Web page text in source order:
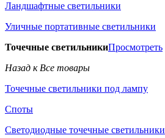
Ландшафтные светильники
Уличные портативные светильники
Точечные светильникиПросмотреть
Назад к Все товары
Точечные светильники под лампу
Споты
Светодиодные точечные светильники